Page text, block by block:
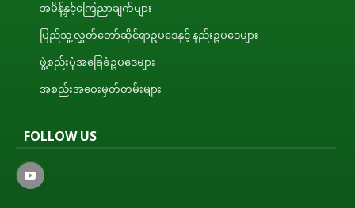
အမိန့်နှင့်ကြေညာချက်များ
ပြည်သူ့လွှတ်တော်ဆိုင်ရာဥပဒေနှင့် နည်းဥပဒေများ
ဖွဲ့စည်းပုံအခြေခံဥပဒေများ
အစည်းအဝေးမှတ်တမ်းများ
FOLLOW US